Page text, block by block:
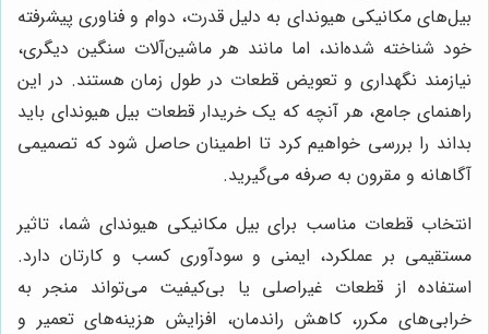
بیل‌های مکانیکی هیوندای به دلیل قدرت، دوام و فناوری پیشرفته
خود شناخته شده‌اند، اما مانند هر ماشین‌آلات سنگین دیگری،
نیازمند نگهداری و تعویض قطعات در طول زمان هستند. در این
راهنمای جامع، هر آنچه که یک خریدار قطعات بیل هیوندای باید
بداند را بررسی خواهیم کرد تا اطمینان حاصل شود که تصمیمی
آگاهانه و مقرون به صرفه می‌گیرید.
انتخاب قطعات مناسب برای بیل مکانیکی هیوندای شما، تاثیر
مستقیمی بر عملکرد، ایمنی و سودآوری کسب و کارتان دارد.
استفاده از قطعات غیراصلی یا بی‌کیفیت می‌تواند منجر به
خرابی‌های مکرر، کاهش راندمان، افزایش هزینه‌های تعمیر و